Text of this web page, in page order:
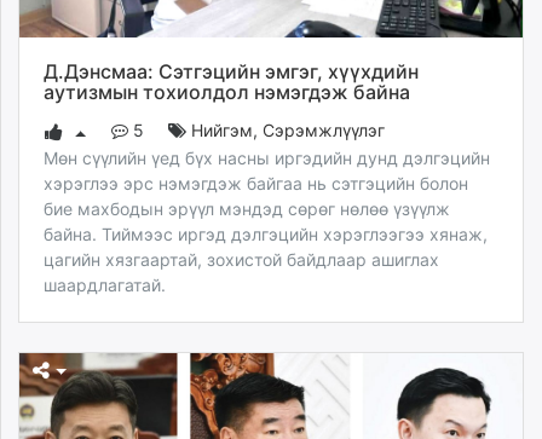
Д.Дэнсмаа: Сэтгэцийн эмгэг, хүүхдийн
аутизмын тохиолдол нэмэгдэж байна
5 Нийгэм, Сэрэмжлүүлэг
Мөн сүүлийн үед бүх насны иргэдийн дунд дэлгэцийн
хэрэглээ эрс нэмэгдэж байгаа нь сэтгэцийн болон
бие махбодын эрүүл мэндэд сөрөг нөлөө үзүүлж
байна. Тиймээс иргэд дэлгэцийн хэрэглээгээ хянаж,
цагийн хязгаартай, зохистой байдлаар ашиглах
шаардлагатай.